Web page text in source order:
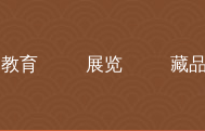
教育 展览 藏品